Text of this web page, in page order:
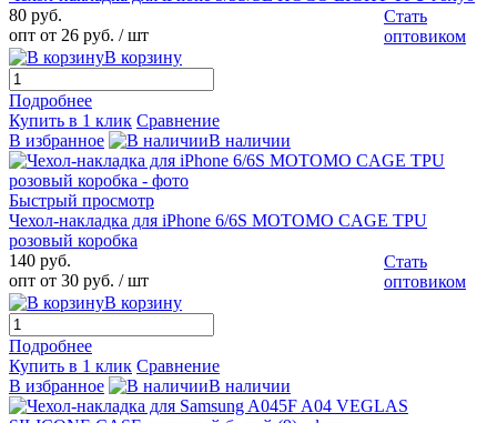
80 руб.
опт от 26 руб. / шт
Стать
оптовиком
В корзину
Подробнее
Купить в 1 клик Сравнение
В избранное
В наличии
Быстрый просмотр
Чехол-накладка для iPhone 6/6S MOTOMO CAGE TPU
розовый коробка
140 руб.
опт от 30 руб. / шт
Стать
оптовиком
В корзину
Подробнее
Купить в 1 клик Сравнение
В избранное
В наличии